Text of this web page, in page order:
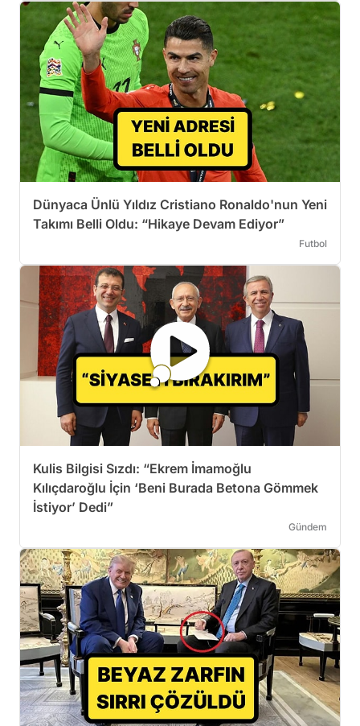
Dünyaca Ünlü Yıldız Cristiano Ronaldo'nun Yeni
Takımı Belli Oldu: “Hikaye Devam Ediyor”
Futbol
Kulis Bilgisi Sızdı: “Ekrem İmamoğlu
Kılıçdaroğlu İçin ‘Beni Burada Betona Gömmek
İstiyor’ Dedi”
Gündem